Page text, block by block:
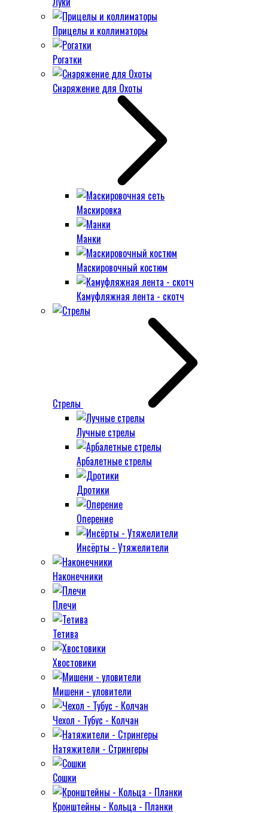
Прицелы и коллиматоры
Рогатки
Снаряжение для Охоты
Маскировка
Манки
Маскировочный костюм
Камуфляжная лента - скотч
Стрелы
Лучные стрелы
Арбалетные стрелы
Дротики
Оперение
Инсёрты - Утяжелители
Наконечники
Плечи
Тетива
Хвостовики
Мишени - уловители
Чехол - Тубус - Колчан
Натяжители - Стрингеры
Сошки
Кронштейны - Кольца - Планки